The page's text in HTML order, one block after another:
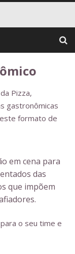
Pizza,
gastronômicas
formato de
em cena para
das
que impõem
o seu time e